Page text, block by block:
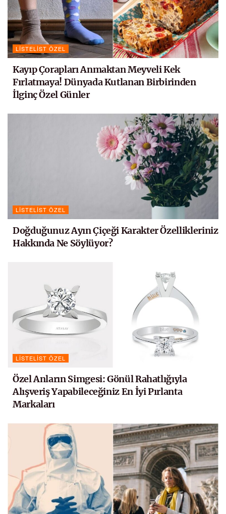
LISTELIST ÖZEL
Kayıp Çorapları Anmaktan Meyveli Kek
Fırlatmaya! Dünyada Kutlanan Birbirinden
İlginç Özel Günler
LISTELIST ÖZEL
Doğduğunuz Ayın Çiçeği Karakter Özellikleriniz
Hakkında Ne Söylüyor?
LISTELIST ÖZEL
Özel Anların Simgesi: Gönül Rahatlığıyla
Alışveriş Yapabileceğiniz En İyi Pırlanta
Markaları